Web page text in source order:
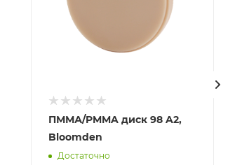
ПММА/PMMA диск 98 A2,
Bloomden
Достаточно